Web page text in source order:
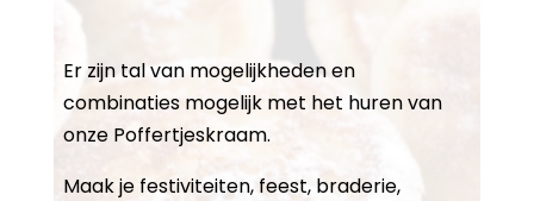
Er zijn tal van mogelijkheden en
combinaties mogelijk met het huren van
onze Poffertjeskraam.
Maak je festiviteiten, feest, braderie,